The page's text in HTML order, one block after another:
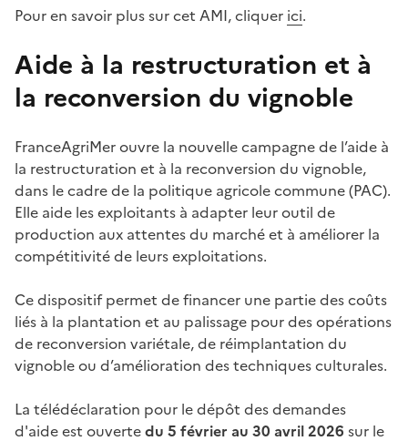
Pour en savoir plus sur cet AMI, cliquer ici.
Aide à la restructuration et à
la reconversion du vignoble
FranceAgriMer ouvre la nouvelle campagne de l’aide à
la restructuration et à la reconversion du vignoble,
dans le cadre de la politique agricole commune (PAC).
Elle aide les exploitants à adapter leur outil de
production aux attentes du marché et à améliorer la
compétitivité de leurs exploitations.
Ce dispositif permet de financer une partie des coûts
liés à la plantation et au palissage pour des opérations
de reconversion variétale, de réimplantation du
vignoble ou d’amélioration des techniques culturales.
La télédéclaration pour le dépôt des demandes
d'aide est ouvertedu 5 février au 30 avril 2026 sur le